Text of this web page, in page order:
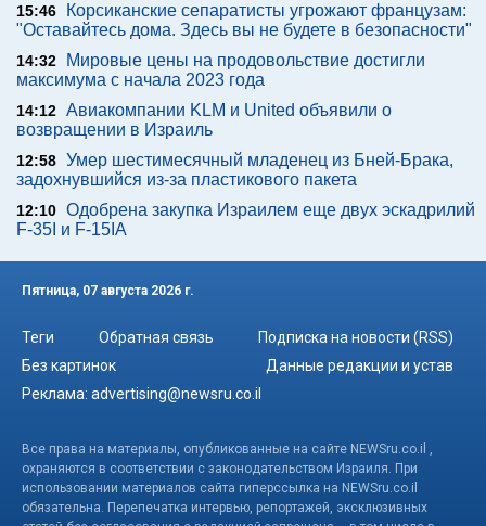
15:46
Корсиканские сепаратисты угрожают французам:
"Оставайтесь дома. Здесь вы не будете в безопасности"
14:32
Мировые цены на продовольствие достигли
максимума с начала 2023 года
14:12 Авиакомпании KLM и United объявили о
возвращении в Израиль
12:58 Умер шестимесячный младенец из Бней-Брака,
задохнувшийся из-за пластикового пакета
12:10 Одобрена закупка Израилем еще двух эскадрилий
F-35I и F-15IA
Пятница, 07 августа 2026 г.
Теги Обратная связь
Подписка на новости (RSS)
Без картинок
Данные редакции и устав
Реклама: advertising@newsru.co.il
Все права на материалы, опубликованные на сайте NEWSru.co.il ,
охраняются в соответствии с законодательством Израиля. При
использовании материалов сайта гиперссылка на NEWSru.co.il
обязательна. Перепечатка интервью, репортажей, эксклюзивных